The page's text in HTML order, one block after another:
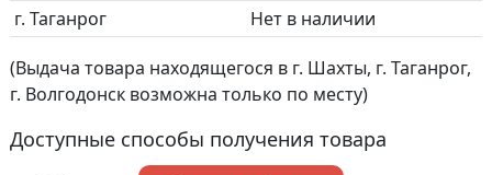
г. Таганрог
Нет в наличии
(Выдача товара находящегося в г. Шахты, г. Таганрог,
г. Волгодонск возможна только по месту)
Доступные способы получения товара